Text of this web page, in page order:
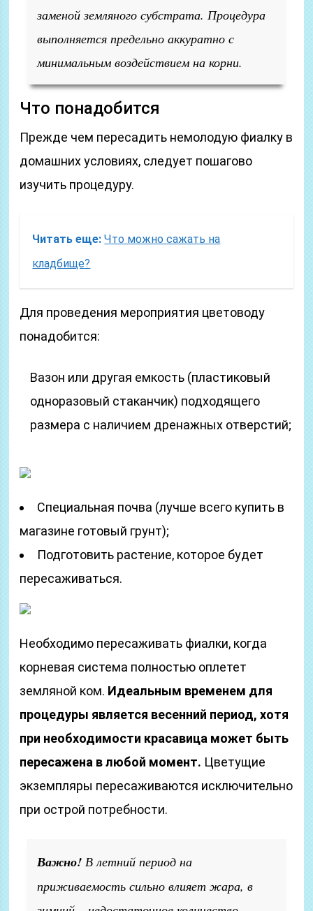
заменой земляного субстрата. Процедура
выполняется предельно аккуратно с
минимальным воздействием на корни.
Что понадобится
Прежде чем пересадить немолодую фиалку в
домашних условиях, следует пошагово
изучить процедуру.
Читать еще: Что можно сажать на
кладбище?
Для проведения мероприятия цветоводу
понадобится:
Вазон или другая емкость (пластиковый
одноразовый стаканчик) подходящего
размера с наличием дренажных отверстий;
Специальная почва (лучше всего купить в
магазине готовый грунт);
Подготовить растение, которое будет
пересаживаться.
Необходимо пересаживать фиалки, когда
корневая система полностью оплетет
земляной ком. Идеальным временем для
процедуры является весенний период, хотя
при необходимости красавица может быть
пересажена в любой момент. Цветущие
экземпляры пересаживаются исключительно
при острой потребности.
Важно! В летний период на
приживаемость сильно влияет жара, в